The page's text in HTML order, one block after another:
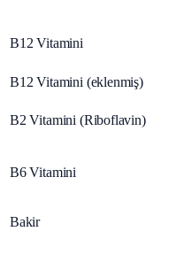
B12 Vitamini
B12 Vitamini (eklenmiş)
B2 Vitamini (Riboflavin)
B6 Vitamini
Bakir